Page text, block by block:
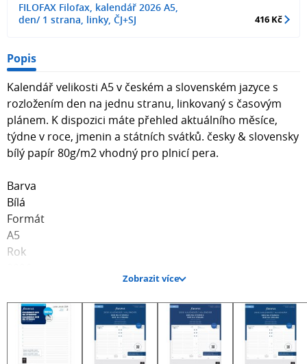
FILOFAX Filofax, kalendář 2026 A5,
den/ 1 strana, linky, ČJ+SJ
416 Kč
Popis
Kalendář velikosti A5 v českém a slovenském jazyce s
rozložením den na jednu stranu, linkovaný s časovým
plánem. K dispozici máte přehled aktuálního měsíce,
týdne v roce, jmenin a státních svátků. česky & slovensky
bílý papír 80g/m2 vhodný pro plnicí pera.
Barva
Bílá
Formát
A5
Rok
Den / 1 strana
Zobrazit více